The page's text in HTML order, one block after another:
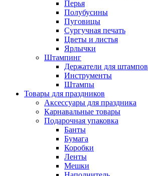
Перья
Полубусины
Пуговицы
Сургучная печать
Цветы и листья
Ярлычки
Штампинг
Держатели для штампов
Инструменты
Штампы
Товары для праздников
Аксессуары для праздника
Карнавальные товары
Подарочная упаковка
Банты
Бумага
Коробки
Ленты
Мешки